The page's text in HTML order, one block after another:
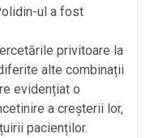
ul a fost
privitoare la
alte combinații
evidențiat o
a creșterii lor,
pacienților.